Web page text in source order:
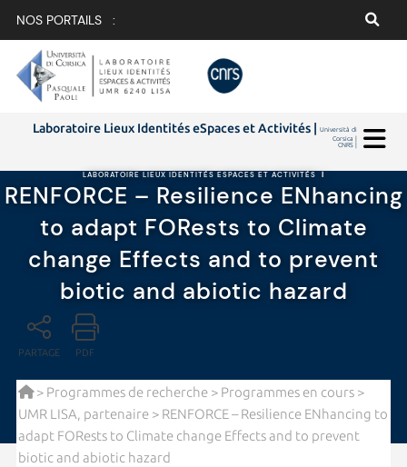
NOS PORTAILS :
Laboratoire Lieux Identités eSpaces et Activités |Università di
Corsica |
CNRS |
LABORATOIRE LIEUX IDENTITÉS ESPACES ET ACTIVITÉS |
RENFORCE – Resilience ENhancing
to adapt FORests to Climate
change Effects and to prevent
biotic and abiotic hazard
PARTAGE PDF
> Programmes de recherche> Programmes en cours>
UMR LISA, partenaire> RENFORCE – Resilience ENhancing to
adapt FORests to Climate change Effects and to prevent
biotic and abiotic hazard